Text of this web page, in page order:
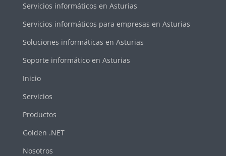
Servicios informáticos en Asturias
Servicios informáticos para empresas en Asturias
Soluciones informáticas en Asturias
Soporte informático en Asturias
Inicio
Servicios
Productos
Golden .NET
Nosotros